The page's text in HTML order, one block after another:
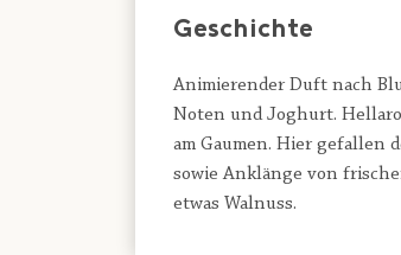
Geschichte
Animierender Duft nach
Noten und Joghurt.
am Gaumen. Hier gefallen
sowie Anklänge von
etwas Walnuss.